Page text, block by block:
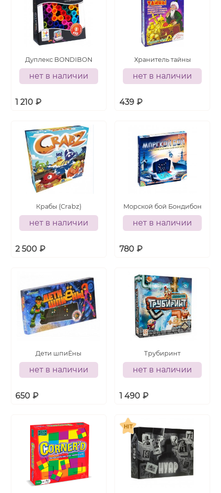
Дуплекс BONDIBON
нет в наличии
1 210 ₽
Хранитель тайны
нет в наличии
439 ₽
Крабы (Crabz)
нет в наличии
2 500 ₽
Морской бой Бондибон
нет в наличии
780 ₽
Дети шпиЁны
нет в наличии
650 ₽
Трубиринт
нет в наличии
1 490 ₽